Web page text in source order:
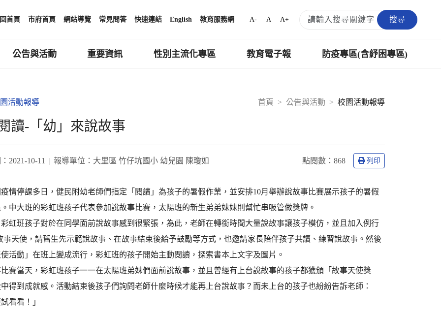
回首頁 市府首頁 網站導覽 常見問答 快速連結 English 教育服務網 A- A A+ 搜尋
公告與活動 重要資訊 性別主流化專區 教育電子報 防疫專區(含紓困專區)
首頁 公告與活動 校園活動報導
活動報導
讀-「幼」來說故事
2021-10-11 報導單位： 大里區 竹仔坑國小 幼兒園 陳瓊如 點閱數： 868 列印
情停課多日，健民附幼老師們指定「閱讀」為孩子的暑假作業，並安排10月舉辦說故事比賽展示孩子的暑假
中大班的彩虹班孩子代表參加說故事比賽，太陽班的新生弟弟妹妹則幫忙串吸管做獎牌。
虹班孩子對於在同學面前說故事感到很緊張，為此，老師在轉銜時間大量說故事讓孩子模仿，並且加入例行
事天使，請舊生先示範說故事、在故事結束後給予鼓勵等方式，也邀請家長陪伴孩子共讀、練習說故事。然後
活動」在班上變成流行，彩虹班的孩子開始主動閱讀，探索書本上文字及圖片。
賽當天，彩虹班孩子一一在太陽班弟妹們面前說故事，並且曾經有上台說故事的孩子都獲頒「故事天使獎
得到成就感。活動結束後孩子們詢問老師什麼時候才能再上台說故事？而未上台的孩子也紛紛告訴老師：
看看！」